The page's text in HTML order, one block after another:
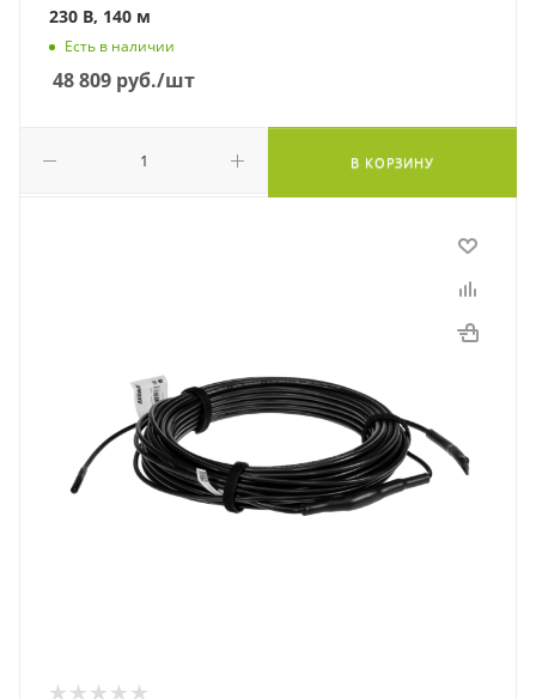
230 В, 140 м
Есть в наличии
48 809 руб./шт
В КОРЗИНУ